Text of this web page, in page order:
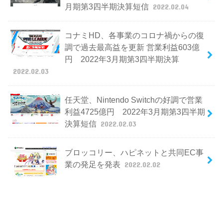
月期第3四半期決算短信 2022.02.04
コナミHD、各事業のコロナ禍からの復
調で過去最高益を更新 営業利益603億
円 2022年3月期第3四半期決算
2022.02.03
任天堂、Nintendo Switchの好調で営業
利益4725億円 2022年3月期第3四半期
決算短信 2022.02.03
ブロッコリー、ハピネットと共同EC事
業の発足を発表 2022.02.02